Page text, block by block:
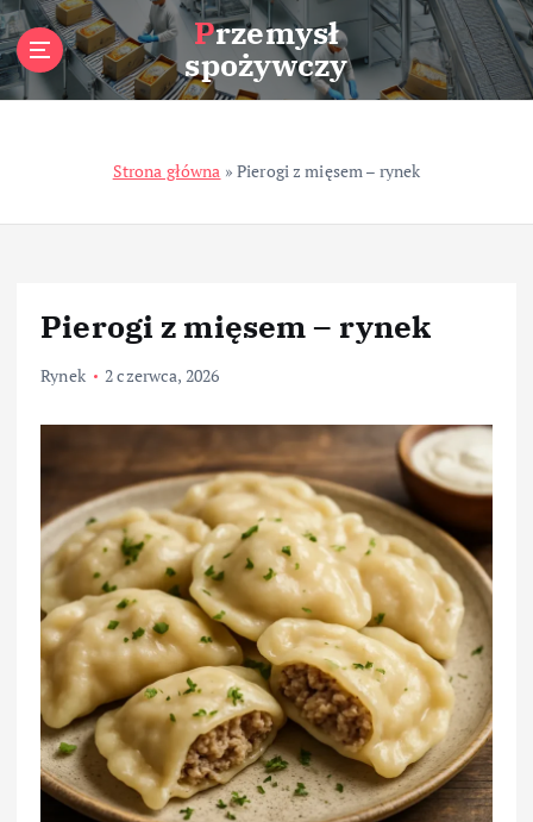
S
k
i
p
n
Przemysł
spożywczy
Strona główna » Pierogi z mięsem – rynek
Pierogi z mięsem – rynek
Rynek 2 czerwca, 2026